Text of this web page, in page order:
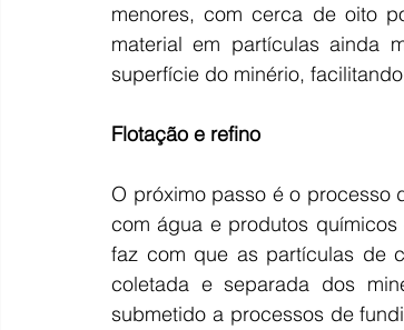
menores, com cerca de oito
material em partículas ainda
superfície do minério,
Flotação e refino
O próximo passo é o processo
com água e produtos
faz com que as partículas de
coletada e separada dos
submetido a processos de